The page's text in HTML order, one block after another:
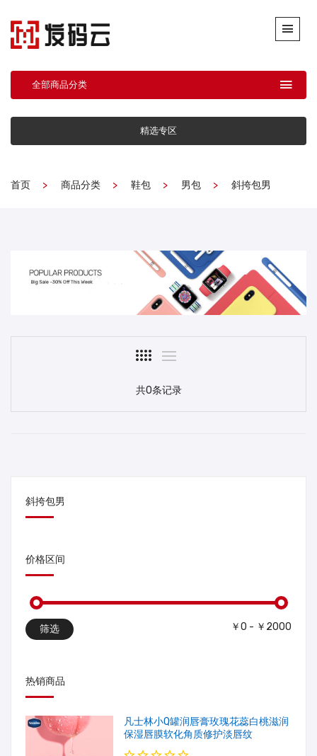
全部商品分类
精选专区
首页 商品分类 鞋包 男包 斜挎包男
共0条记录
斜挎包男
价格区间
筛选 ￥0 - ￥2000
热销商品
凡士林小Q罐润唇膏玫瑰花蕊白桃滋润
保湿唇膜软化角质修护淡唇纹